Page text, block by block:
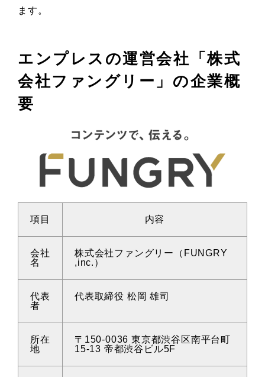
ます。
エンプレスの運営会社「株式
会社ファングリー」の企業概
要
項目 内容
会社
名
株式会社ファングリー（FUNGRY
,inc.）
代表
者
代表取締役 松岡 雄司
所在
地
〒150-0036 東京都渋谷区南平台町
15-13 帝都渋谷ビル5F